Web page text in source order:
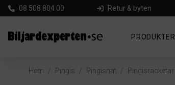
08 508 804 00 Retur & byten
PRODUKTER
Hem / Pingis / Pingisnät / Pingisracketar